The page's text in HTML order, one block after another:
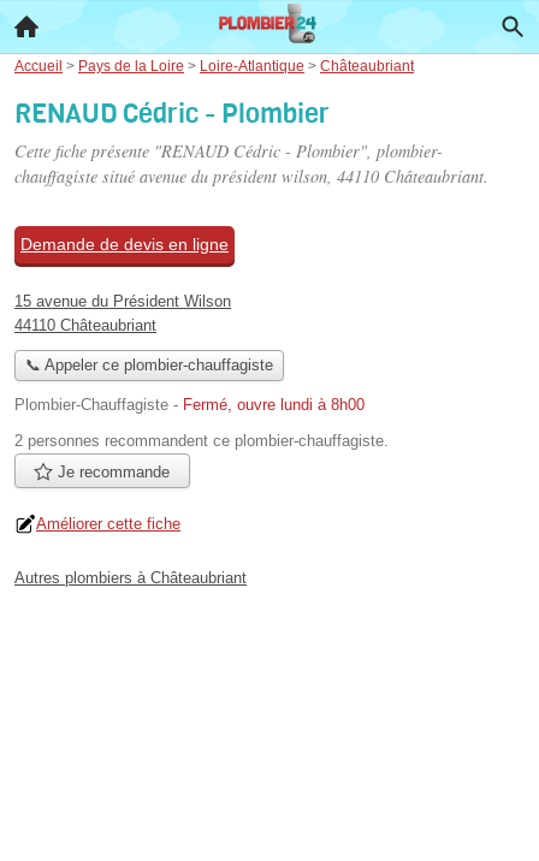
Accueil > Pays de la Loire > Loire-Atlantique > Châteaubriant
RENAUD Cédric - Plombier
Cette fiche présente "RENAUD Cédric - Plombier", plombier-
chauffagiste situé avenue du président wilson, 44110 Châteaubriant.
Demande de devis en ligne
15 avenue du Président Wilson
44110 Châteaubriant
📞 Appeler ce plombier-chauffagiste
Plombier-Chauffagiste - Fermé, ouvre lundi à 8h00
2 personnes recommandent ce plombier-chauffagiste.
Je recommande
Améliorer cette fiche
Autres plombiers à Châteaubriant